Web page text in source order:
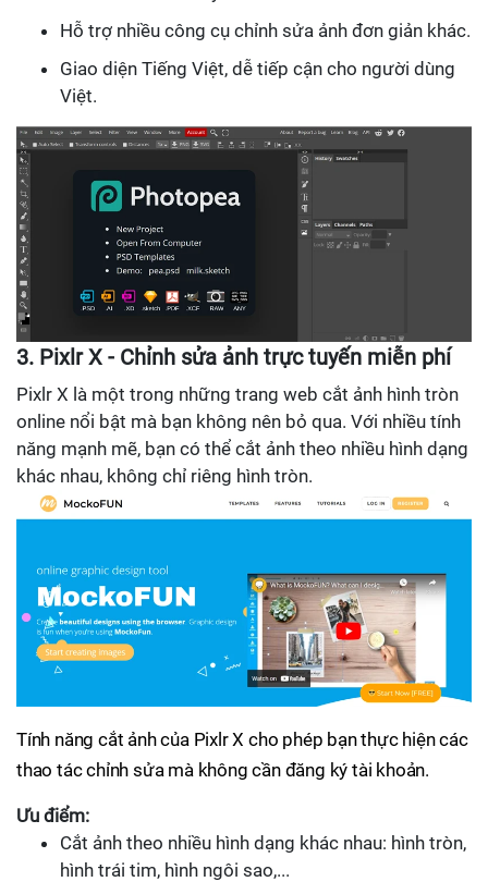
Hỗ trợ nhiều công cụ chỉnh sửa ảnh đơn giản khác.
Giao diện Tiếng Việt, dễ tiếp cận cho người dùng
Việt.
3. Pixlr X - Chỉnh sửa ảnh trực tuyến miễn phí
Pixlr X là một trong những trang web cắt ảnh hình tròn
online nổi bật mà bạn không nên bỏ qua. Với nhiều tính
năng mạnh mẽ, bạn có thể cắt ảnh theo nhiều hình dạng
khác nhau, không chỉ riêng hình tròn.
Tính năng cắt ảnh của Pixlr X cho phép bạn thực hiện các
thao tác chỉnh sửa mà không cần đăng ký tài khoản.
Ưu điểm:
Cắt ảnh theo nhiều hình dạng khác nhau: hình tròn,
hình trái tim, hình ngôi sao,...